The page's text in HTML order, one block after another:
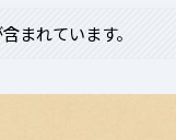
まれています。